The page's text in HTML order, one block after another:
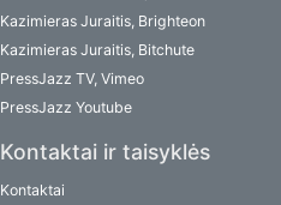
Kazimieras Juraitis, Brighteon
Kazimieras Juraitis, Bitchute
PressJazz TV, Vimeo
PressJazz Youtube
Kontaktai ir taisyklės
Kontaktai